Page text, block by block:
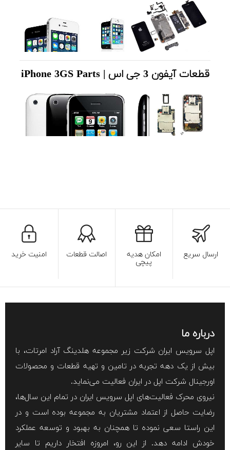
قطعات آیفون 3 جی اس | iPhone 3GS Parts
ارسال سریع امکان هدیه
پیچی
اصالت قطعات امنیت خرید
درباره ما
اپل سرویس ایران شرکت زیر مجموعه هلدینگ آراد امرتات، با
بیش از یک دهه تجربه در تامین و تهیه قطعات و محصولات
اورجینال شرکت اپل در ایران فعالیت می‌نماید.
نیروی محرک فعالیت‌های اپل سرویس ایران در تمام این سال‌ها،
رضایت حاصل از اعتماد مشتریان به مجموعه بوده است و در
این راستا سعی نموده تا همچنان به بهبود و توسعه عملکرد
خودش ادامه دهد. از این رو، امروزه افتخار داریم تا سایر